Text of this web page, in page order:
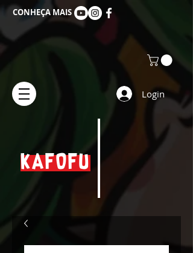
CONHEÇA MAIS
Login
KAFOFU